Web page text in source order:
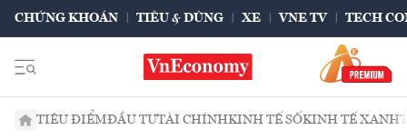
CHỨNG KHOÁN TIÊU & DÙNG XE VNE TV TECH
TIÊU ĐIỂMĐẦU TƯTÀI CHÍNHKINH TẾ SỐKINH TẾ XANH